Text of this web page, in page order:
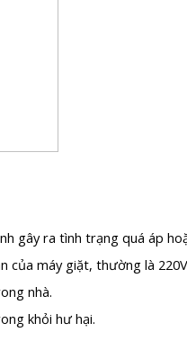
gây ra tình trạng quá áp
của máy giặt, thường là
nhà.
khỏi hư hại.